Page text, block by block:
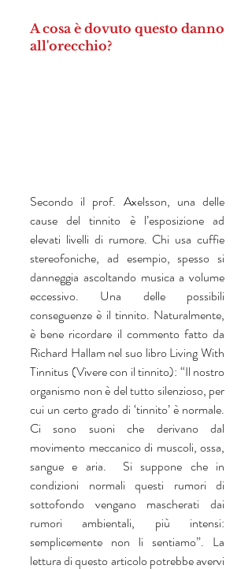
A cosa è dovuto questo danno
all'orecchio?
Secondo il prof. Axelsson, una delle
cause del tinnito è l’esposizione ad
elevati livelli di rumore. Chi usa cuffie
stereofoniche, ad esempio, spesso si
danneggia ascoltando musica a volume
eccessivo. Una delle possibili
conseguenze è il tinnito. Naturalmente,
è bene ricordare il commento fatto da
Richard Hallam nel suo libro Living With
Tinnitus (Vivere con il tinnito): “Il nostro
organismo non è del tutto silenzioso, per
cui un certo grado di ‘tinnito’ è normale.
Ci sono suoni che derivano dal
movimento meccanico di muscoli, ossa,
sangue e aria.  Si suppone che in
condizioni normali questi rumori di
sottofondo vengano mascherati dai
rumori ambientali, più intensi:
semplicemente non li sentiamo”. La
lettura di questo articolo potrebbe avervi